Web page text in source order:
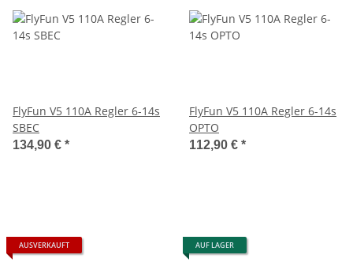
FlyFun V5 110A Regler 6-14s
SBEC
134,90 € *
FlyFun V5 110A Regler 6-14s
OPTO
112,90 € *
AUSVERKAUFT AUF LAGER